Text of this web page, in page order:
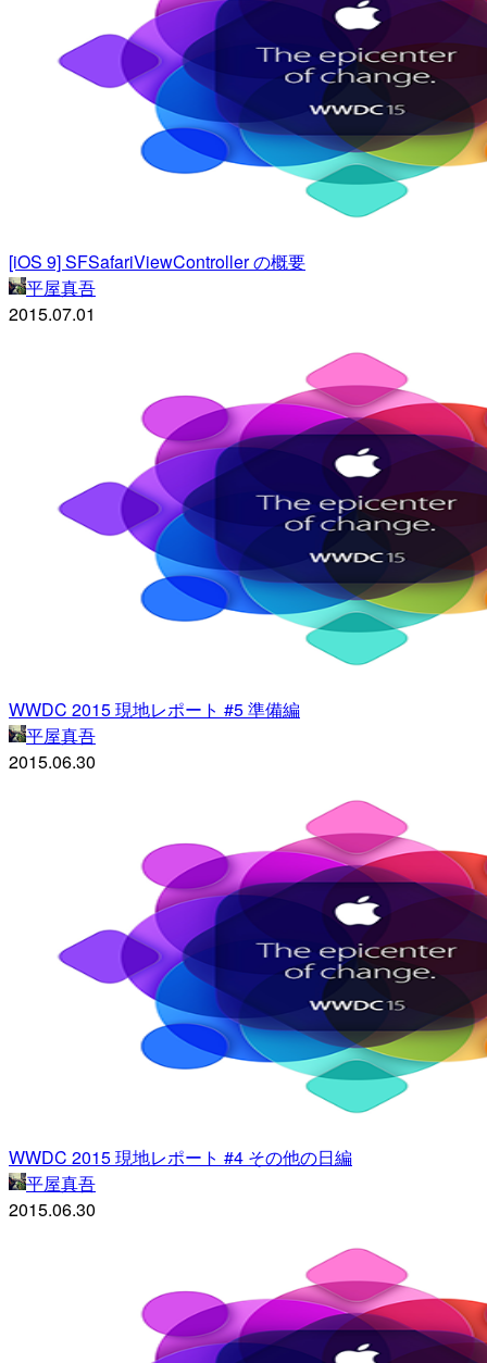
[iOS 9] SFSafariViewController の概要
平屋真吾
2015.07.01
WWDC 2015 現地レポート #5 準備編
平屋真吾
2015.06.30
WWDC 2015 現地レポート #4 その他の日編
平屋真吾
2015.06.30